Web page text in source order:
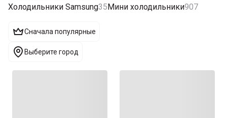
Холодильники Samsung35Мини холодильники907
Сначала популярные
Выберите город